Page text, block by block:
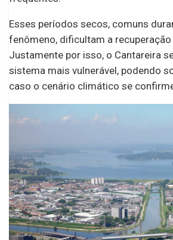
Esses períodos secos, comuns
fenômeno, dificultam a
Justamente por isso, o Cantareira
sistema mais vulnerável, podendo
caso o cenário climático se